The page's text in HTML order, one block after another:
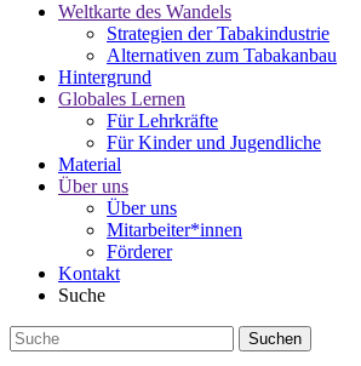
Weltkarte des Wandels
Strategien der Tabakindustrie
Alternativen zum Tabakanbau
Hintergrund
Globales Lernen
Für Lehrkräfte
Für Kinder und Jugendliche
Material
Über uns
Über uns
Mitarbeiter*innen
Förderer
Kontakt
Suche